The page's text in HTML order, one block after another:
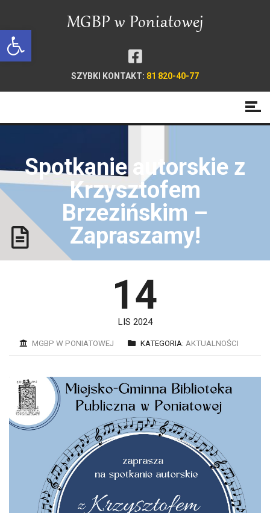
Open toolbar
SZYBKI KONTAKT: 81 820-40-77
Spotkanie autorskie z
Krzysztofem
Brzezińskim –
Zapraszamy!
14
LIS 2024
MGBP W PONIATOWEJ KATEGORIA: AKTUALNOŚCI